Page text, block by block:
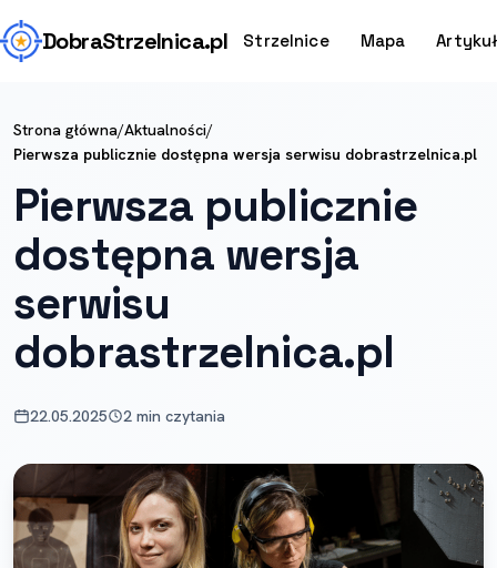
DobraStrzelnica.pl Strzelnice Mapa
Strona główna/Aktualności/
Pierwsza publicznie dostępna wersja serwisu dobrastrzelnica.pl
Pierwsza publicznie
dostępna wersja
serwisu
dobrastrzelnica.pl
22.05.2025 2 min czytania